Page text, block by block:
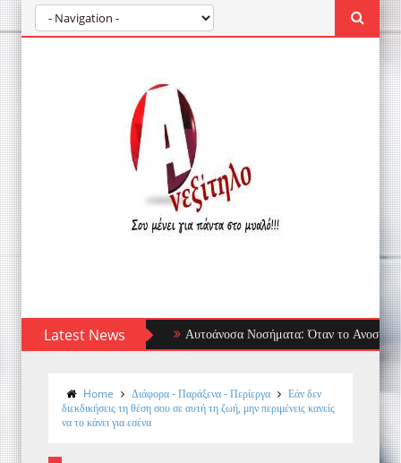
Latest News Αυτοάνοσα Νοσήματα: Όταν το Ανοσοποιητικό
Home Διάφορα - Παράξενα - Περίεργα
Εάν δεν
διεκδικήσεις τη θέση σου σε αυτή τη ζωή, μην περιμένεις κανείς
να το κάνει για εσένα